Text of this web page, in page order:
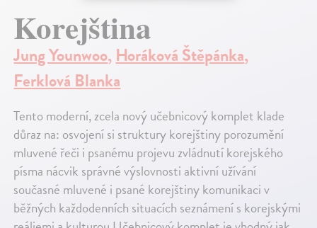
Korejština
Jung Younwoo,Horáková Štěpánka,
Ferklová Blanka
Tento moderní, zcela nový učebnicový komplet klade
důraz na: osvojení si struktury korejštiny porozumění
mluvené řeči i psanému projevu zvládnutí korejského
písma nácvik správné výslovnosti aktivní užívání
současné mluvené i psané korejštiny komunikaci v
běžných každodenních situacích seznámení s korejskými